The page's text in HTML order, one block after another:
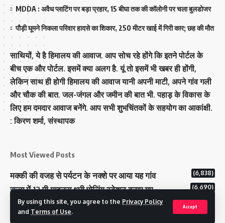
By using this site, you agree to the Privacy Policy
and Terms of Use.
Accept
MDDA : अवैध प्लाटिंग पर बड़ा प्रहार, 15 बीघा तक की कॉलोनी पर चला बुलडोजर
पौड़ी घूमने निकला परिवार हादसे का शिकार, 250 मीटर खाई में गिरी कार; छह की मौत
साथियों, ये है हिमालय की आवाज. आप सोच रहे होंगे कि इतने पोर्टल के
बीच एक और पोर्टल. इसमें क्या अलग है. यूं तो इसमें भी खबर ही होंगी,
लेकिन साथ ही होगी हिमालय की आवाज यानी अपनी माटी, अपने गांव गली
और चौक की बात. जल-जंगल और जमीन की बात भी. पहाड़ के विकास के
लिए हम दमदार आवाज बनेंगे. आप सभी शुभचिंतकों के सहयोग का आकांक्षी.
: किरण शर्मा, संस्‍थापक
Most Viewed Posts
मक्‍की की वजह से पर्यटन के नक्‍शे पर आया यह गांव (6,838)
राज्य में 12 पी माइनस थ्री पोलिंग स्टेशन बनाए गए (6,690)
टिहरी राजपरिवार के पास 200 करोड से अधिक की संपत्ति (5,180)
कम मतदान प्रतिशत वाले बूथों पर जनजागरूकता में जुटा चुनाव आयोग